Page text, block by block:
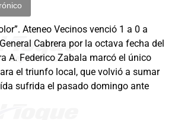
Ateneo Vecinos venció 1 a 0 a
Cabrera por la octava fecha del
A. Federico Zabala marcó el único
el triunfo local, que volvió a sumar
sufrida el pasado domingo ante